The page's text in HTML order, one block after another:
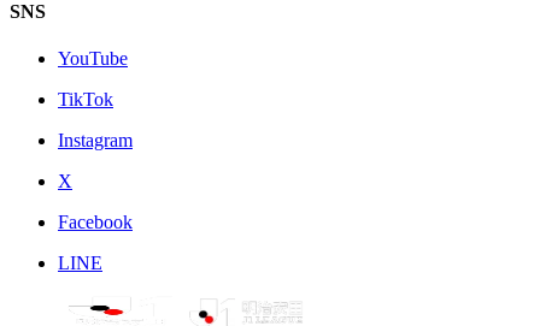
SNS
YouTube
TikTok
Instagram
X
Facebook
LINE